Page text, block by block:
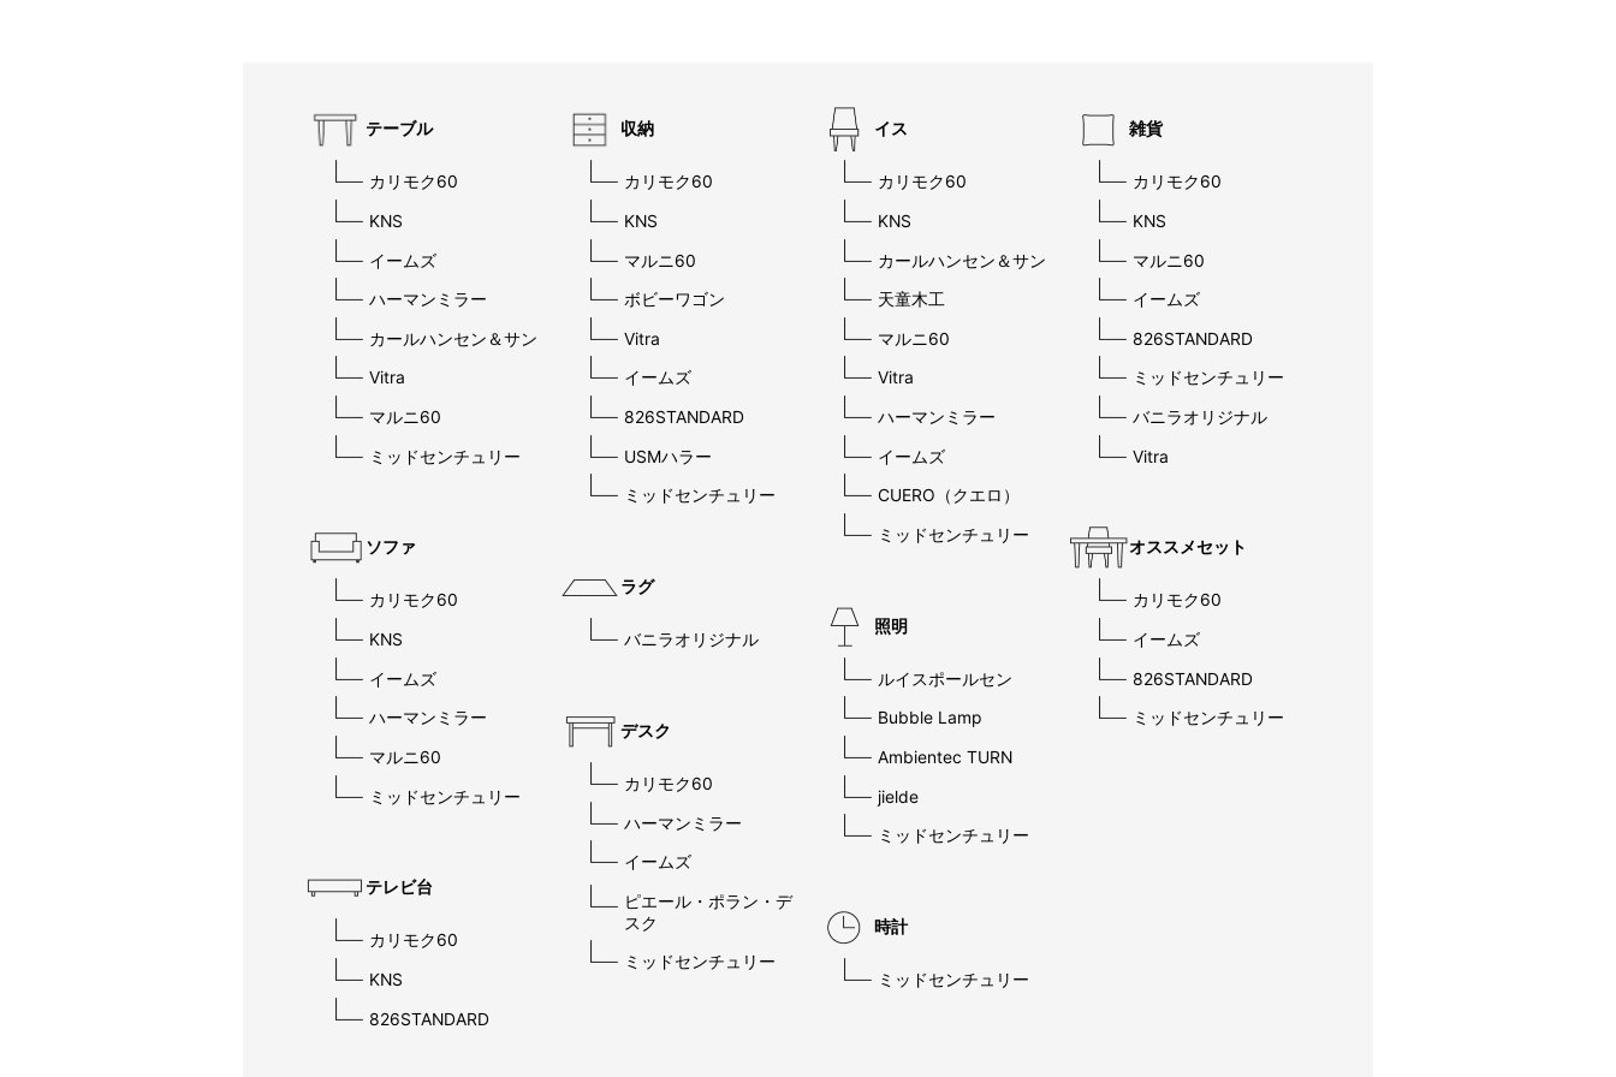
テーブル
カリモク60
KNS
イームズ
ハーマンミラー
カールハンセン＆サン
Vitra
マルニ60
ミッドセンチュリー
ソファ
カリモク60
KNS
イームズ
ハーマンミラー
マルニ60
ミッドセンチュリー
テレビ台
カリモク60
KNS
826STANDARD
収納
カリモク60
KNS
マルニ60
ボビーワゴン
Vitra
イームズ
826STANDARD
USMハラー
ミッドセンチュリー
ラグ
バニラオリジナル
デスク
カリモク60
ハーマンミラー
イームズ
ピエール・ポラン・デ
スク
ミッドセンチュリー
イス
カリモク60
KNS
カールハンセン＆サン
天童木工
マルニ60
Vitra
ハーマンミラー
イームズ
CUERO（クエロ）
ミッドセンチュリー
照明
ルイスポールセン
Bubble Lamp
Ambientec TURN
jielde
ミッドセンチュリー
時計
ミッドセンチュリー
雑貨
カリモク60
KNS
マルニ60
イームズ
826STANDARD
ミッドセンチュリー
バニラオリジナル
Vitra
オススメセット
カリモク60
イームズ
826STANDARD
ミッドセンチュリー